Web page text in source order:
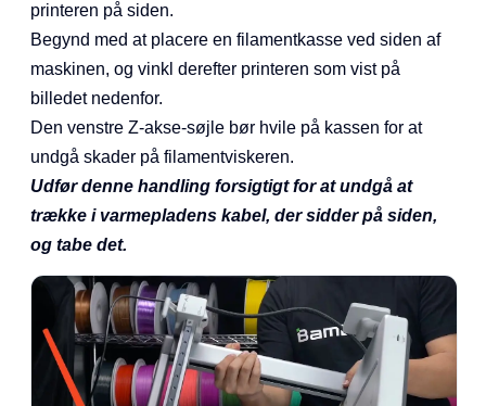
printeren på siden.
Begynd med at placere en filamentkasse ved siden af
maskinen, og vinkl derefter printeren som vist på
billedet nedenfor.
Den venstre Z-akse-søjle bør hvile på kassen for at
undgå skader på filamentviskeren.
Udfør denne handling forsigtigt for at undgå at
trække i varmepladens kabel, der sidder på siden,
og tabe det.